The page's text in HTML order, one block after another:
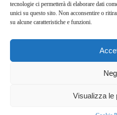
tecnologie ci permetterà di elaborare dati
unici su questo sito. Non acconsentire o
su alcune caratteristiche e funzioni.
Visualizza le
Energy-Bullet.it ogni giorno
in ambito finanziario.
Address:
VIA USODIMARE 3 -
redazione@bullet-
bullet-network.com